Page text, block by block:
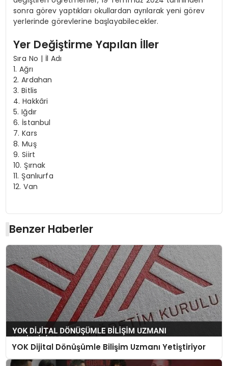
sonra görev yaptıkları okullardan ayrılarak yeni görev
yerlerinde görevlerine başlayabilecekler.
Yer Değiştirme Yapılan İller
Sıra No | İl Adı
1. Ağrı
2. Ardahan
3. Bitlis
4. Hakkâri
5. Iğdır
6. İstanbul
7. Kars
8. Muş
9. Siirt
10. Şırnak
11. Şanlıurfa
12. Van
Benzer Haberler
YOK Dijital Dönüşümle Bilişim Uzmanı Yetiştiriyor